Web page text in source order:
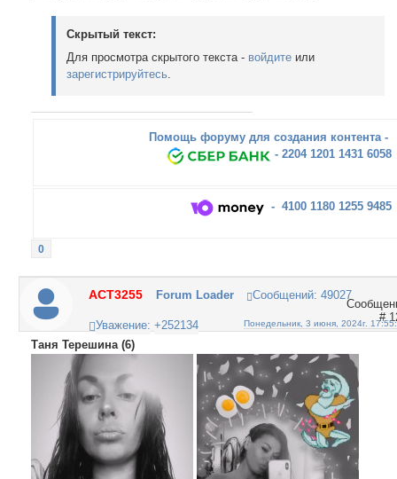
Скрытый текст:
Для просмотра скрытого текста - войдите или
зарегистрируйтесь
Помощь форуму для создания контента -
- 2204 1201 1431 6058
- 4100 1180 1255 9485
0
Понедельник, 3 июня, 2024г.
ACT3255 Forum Loader Сообщений: 49027
Уважение: +252134
Таня Терешина (6)